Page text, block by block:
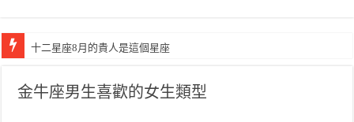
十二星座8月的貴人是這個星座
十二星座接下來七天變好運的方法
金牛座男生喜歡的女生類型